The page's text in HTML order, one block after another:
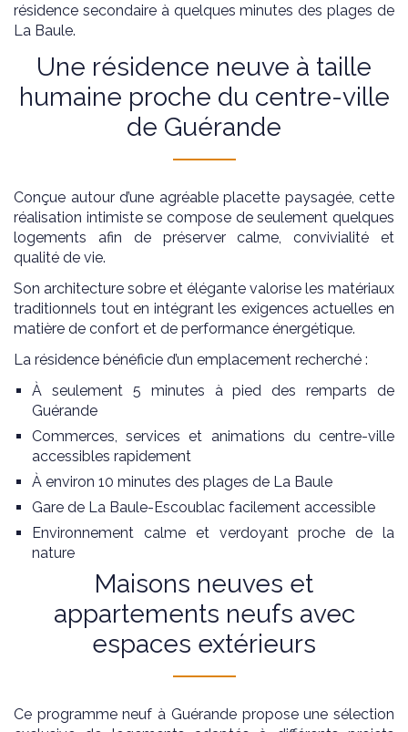
résidence secondaire à quelques minutes des plages de
La Baule.
Une résidence neuve à taille
humaine proche du centre-ville
de Guérande
Conçue autour d’une agréable placette paysagée, cette
réalisation intimiste se compose de seulement quelques
logements afin de préserver calme, convivialité et
qualité de vie.
Son architecture sobre et élégante valorise les matériaux
traditionnels tout en intégrant les exigences actuelles en
matière de confort et de performance énergétique.
La résidence bénéficie d’un emplacement recherché :
À seulement 5 minutes à pied des remparts de
Guérande
Commerces, services et animations du centre-ville
accessibles rapidement
À environ 10 minutes des plages de La Baule
Gare de La Baule-Escoublac facilement accessible
Environnement calme et verdoyant proche de la
nature
Maisons neuves et
appartements neufs avec
espaces extérieurs
Ce programme neuf à Guérande propose une sélection